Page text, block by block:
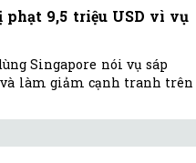
phạt 9,5 triệu USD vì vụ
Singapore nói vụ sáp
làm giảm cạnh tranh trên